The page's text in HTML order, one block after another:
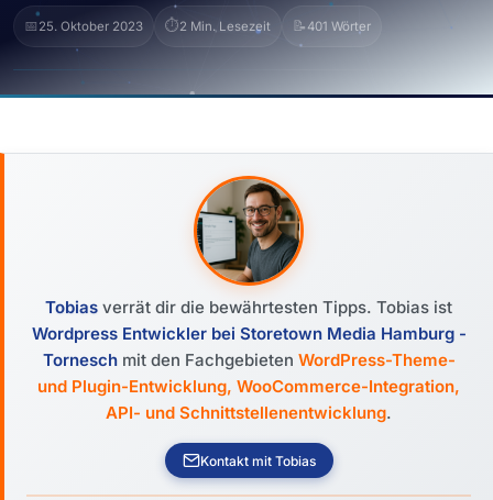
📅 25. Oktober 2023 ⏱️2 Min. Lesezeit 📝401 Wörter
Tobias verrät dir die bewährtesten Tipps. Tobias ist
Wordpress Entwickler bei Storetown Media Hamburg -
Tornesch mit den Fachgebieten WordPress-Theme-
und Plugin-Entwicklung, WooCommerce-Integration,
API- und Schnittstellenentwicklung.
Kontakt mit Tobias